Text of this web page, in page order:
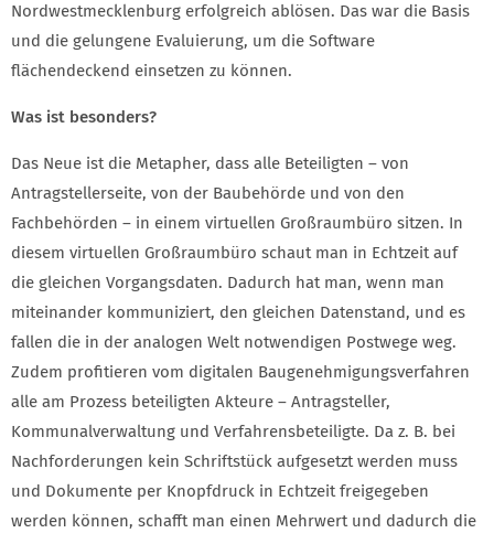
Nordwestmecklenburg erfolgreich ablösen. Das war die Basis
und die gelungene Evaluierung, um die Software
flächendeckend einsetzen zu können.
Was ist besonders?
Das Neue ist die Metapher, dass alle Beteiligten – von
Antragstellerseite, von der Baubehörde und von den
Fachbehörden – in einem virtuellen Großraumbüro sitzen. In
diesem virtuellen Großraumbüro schaut man in Echtzeit auf
die gleichen Vorgangsdaten. Dadurch hat man, wenn man
miteinander kommuniziert, den gleichen Datenstand, und es
fallen die in der analogen Welt notwendigen Postwege weg.
Zudem profitieren vom digitalen Baugenehmigungsverfahren
alle am Prozess beteiligten Akteure – Antragsteller,
Kommunalverwaltung und Verfahrensbeteiligte. Da z. B. bei
Nachforderungen kein Schriftstück aufgesetzt werden muss
und Dokumente per Knopfdruck in Echtzeit freigegeben
werden können, schafft man einen Mehrwert und dadurch die